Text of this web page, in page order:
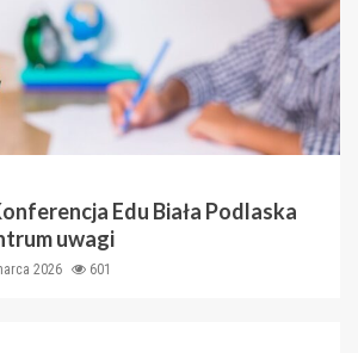
Edu Biała Podlaska
uwagi
2026 601